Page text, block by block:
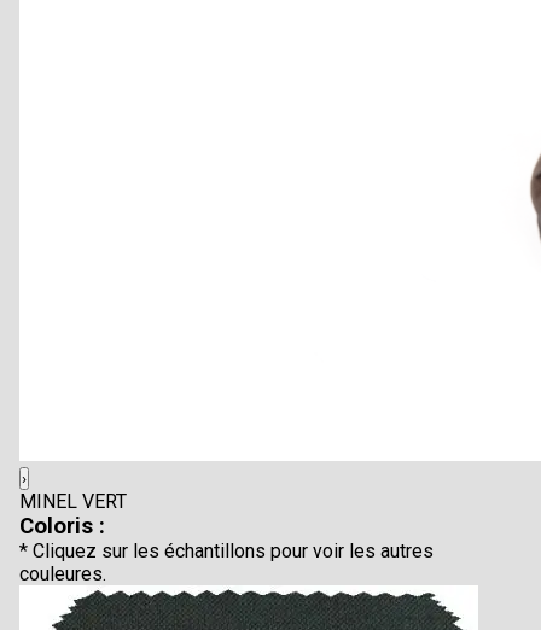
›
MINEL VERT
Coloris :
* Cliquez sur les échantillons pour voir les autres
couleures.